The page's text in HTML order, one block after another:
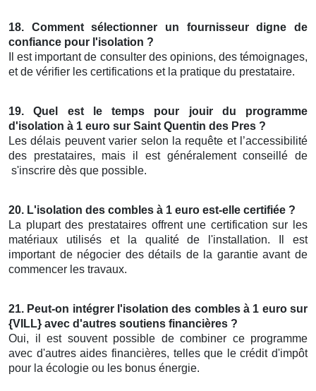
18. Comment sélectionner un fournisseur digne de
confiance pour l'isolation ?
Il est important de consulter des opinions, des témoignages,
et de vérifier les certifications et la pratique du prestataire.
19. Quel est le temps pour jouir du programme
d'isolation à 1 euro sur Saint Quentin des Pres ?
Les délais peuvent varier selon la requête et l’accessibilité
des prestataires, mais il est généralement conseillé de
s'inscrire dès que possible.
20. L'isolation des combles à 1 euro est-elle certifiée ?
La plupart des prestataires offrent une certification sur les
matériaux utilisés et la qualité de l'installation. Il est
important de négocier des détails de la garantie avant de
commencer les travaux.
21. Peut-on intégrer l'isolation des combles à 1 euro sur
{VILL} avec d'autres soutiens financières ?
Oui, il est souvent possible de combiner ce programme
avec d'autres aides financières, telles que le crédit d'impôt
pour la écologie ou les bonus énergie.